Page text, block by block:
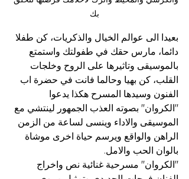
بك
بعيدا الى عوالم الخيال والذكريات، كن طفلا
دائما، مارس حقك في طفولتك واستمتع
بالموسيقى وتاثيرها على الروح وخلجات
القلب، كن بهيا وحالما فانت في حضرة اب
الفنون وسيدها المسرح هكذا يدعوا
"الكروان" بصوته العذب الجمهور لينتشي مع
الموسيقى والاداء وينسى لساعة من الزمن
الراهن والواقع ويرسم حياة اخرى موشاة
بالوان الحب والامل.
"الكروان" مسرحية غنائية نص واخراج